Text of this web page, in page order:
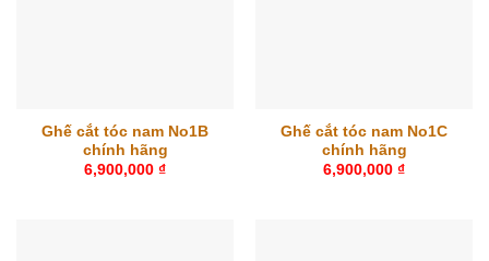
Ghế cắt tóc nam No1B
chính hãng
6,900,000 ₫
Ghế cắt tóc nam No1C
chính hãng
6,900,000 ₫